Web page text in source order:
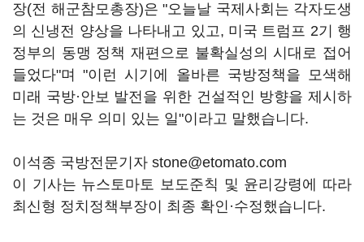
장(전 해군참모총장)은 "오늘날 국제사회는 각자도생
의 신냉전 양상을 나타내고 있고, 미국 트럼프 2기 행
정부의 동맹 정책 재편으로 불확실성의 시대로 접어
들었다"며 "이런 시기에 올바른 국방정책을 모색해
미래 국방·안보 발전을 위한 건설적인 방향을 제시하
는 것은 매우 의미 있는 일"이라고 말했습니다.
이석종 국방전문기자 stone@etomato.com
이 기사는 뉴스토마토 보도준칙 및 윤리강령에 따라
최신형 정치정책부장이 최종 확인·수정했습니다.